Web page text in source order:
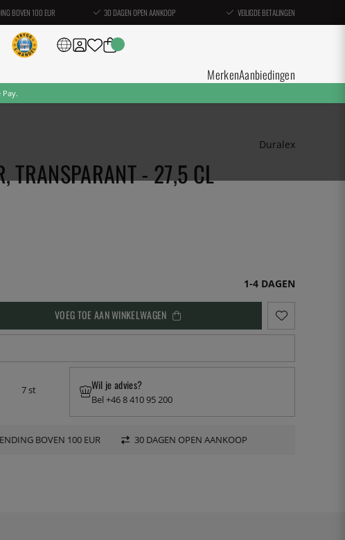
BOVEN 100 EUR 30 DAGEN OPEN AANKOOP VEILIGDE BETALINGEN
MerkenAanbiedingen
Duralex
TRANSPARANT - 27,5 CL
1-4 DAGEN
VOEG TOE AAN WINKELWAGEN
7 st Wil je advies?
Bel +46 8 410 95 200
BOVEN 100 EUR 30 DAGEN OPEN AANKOOP